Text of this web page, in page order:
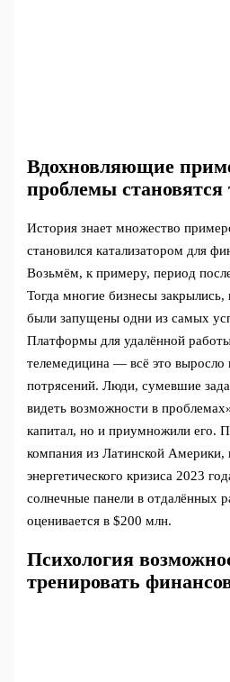
Вдохновляющие
проблемы становятся
История знает множество
становился катализатором для
Возьмём, к примеру, период
Тогда многие бизнесы
были запущены одни из самых
Платформы для удалённой
телемедицина — всё это выросло
потрясений. Люди, сумевшие
видеть возможности в
капитал, но и приумножили его.
компания из Латинской Америки,
энергетического кризиса 2023
солнечные панели в отдалённых
оценивается в $200 млн.
Психология
тренировать